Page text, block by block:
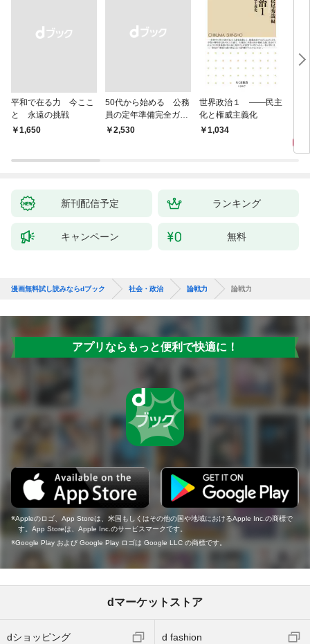
平和で在る力 今ここ
と 永遠の挑戦
￥1,650
50代から始める 公務
員の定年準備完全ガイ
ド
￥2,530
世界政治１ ――民主
化と権威主義化
1,034
新刊配信予定 ランキング
キャンペーン 無料
漫画無料試し読みならdブック 社会・政治 論戦力 論戦力
アプリならもっと便利で快適に！
Appleのロゴ、App Storeは、米国もしくはその他の国や地域におけるApple Inc.の商標で
す。App Storeは、Apple Inc.のサービスマークです。
Google Play および Google Play ロゴは Google LLC の商標です。
dマーケットストア
dショッピング d fashion